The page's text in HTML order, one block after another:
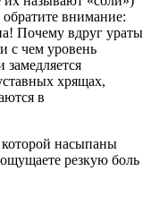
внимание:
Почему вдруг ураты
с чем уровень
хрящах,
в
насыпаны
резкую боль